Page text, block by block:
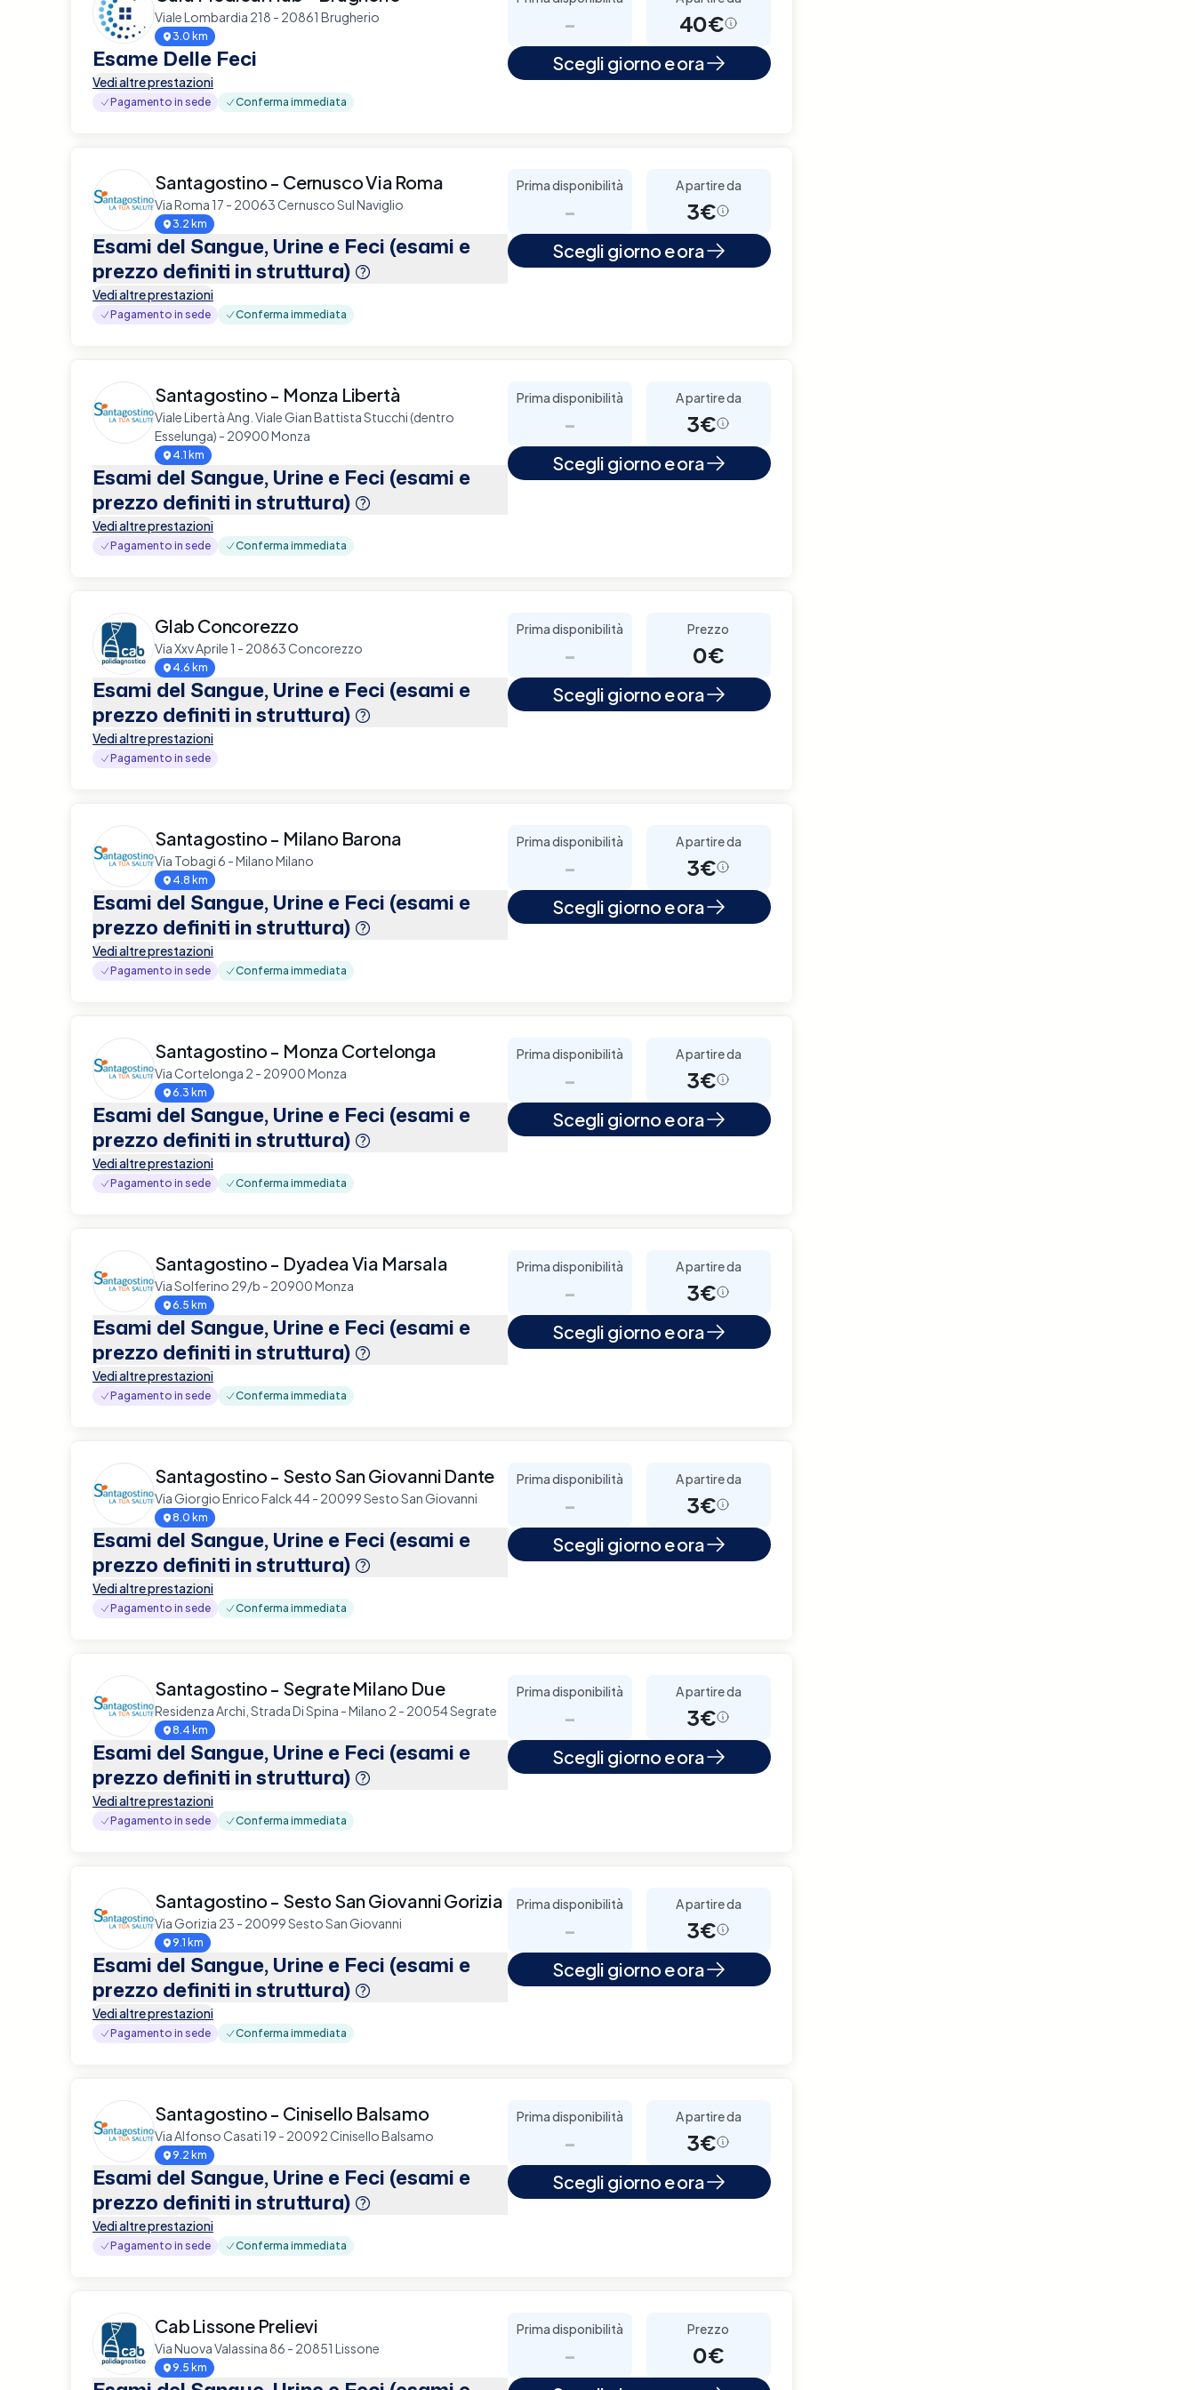
Viale Lombardia 218 - 20861 Brugherio
3.0 km
Esame Delle Feci
Vedi altre prestazioni
Pagamento in sede Conferma immediata
- 40€
Scegli giorno e ora
Santagostino - Cernusco Via Roma
Via Roma 17 - 20063 Cernusco Sul Naviglio
3.2 km
Esami del Sangue, Urine e Feci (esami e
prezzo definiti in struttura)
Vedi altre prestazioni
Pagamento in sede Conferma immediata
Prima disponibilità
-
A partire da
3€
Scegli giorno e ora
Santagostino - Monza Libertà
Viale Libertà Ang. Viale Gian Battista Stucchi (dentro
Esselunga) - 20900 Monza
4.1 km
Esami del Sangue, Urine e Feci (esami e
prezzo definiti in struttura)
Vedi altre prestazioni
Pagamento in sede Conferma immediata
Prima disponibilità
-
A partire da
3€
Scegli giorno e ora
Glab Concorezzo
Via Xxv Aprile 1 - 20863 Concorezzo
4.6 km
Esami del Sangue, Urine e Feci (esami e
prezzo definiti in struttura)
Vedi altre prestazioni
Pagamento in sede
Prima disponibilità
-
Prezzo
0€
Scegli giorno e ora
Santagostino - Milano Barona
Via Tobagi 6 - Milano Milano
4.8 km
Esami del Sangue, Urine e Feci (esami e
prezzo definiti in struttura)
Vedi altre prestazioni
Pagamento in sede Conferma immediata
Prima disponibilità
-
A partire da
3€
Scegli giorno e ora
Santagostino - Monza Cortelonga
Via Cortelonga 2 - 20900 Monza
6.3 km
Esami del Sangue, Urine e Feci (esami e
prezzo definiti in struttura)
Vedi altre prestazioni
Pagamento in sede Conferma immediata
Prima disponibilità
-
A partire da
3€
Scegli giorno e ora
Santagostino - Dyadea Via Marsala
Via Solferino 29/b - 20900 Monza
6.5 km
Esami del Sangue, Urine e Feci (esami e
prezzo definiti in struttura)
Vedi altre prestazioni
Pagamento in sede Conferma immediata
Prima disponibilità
-
A partire da
3€
Scegli giorno e ora
Santagostino - Sesto San Giovanni Dante
Via Giorgio Enrico Falck 44 - 20099 Sesto San Giovanni
8.0 km
Esami del Sangue, Urine e Feci (esami e
prezzo definiti in struttura)
Vedi altre prestazioni
Pagamento in sede Conferma immediata
Prima disponibilità
-
A partire da
3€
Scegli giorno e ora
Santagostino - Segrate Milano Due
Residenza Archi, Strada Di Spina - Milano 2 - 20054 Segrate
8.4 km
Esami del Sangue, Urine e Feci (esami e
prezzo definiti in struttura)
Vedi altre prestazioni
Pagamento in sede Conferma immediata
Prima disponibilità
-
A partire da
3€
Scegli giorno e ora
Santagostino - Sesto San Giovanni Gorizia
Via Gorizia 23 - 20099 Sesto San Giovanni
9.1 km
Esami del Sangue, Urine e Feci (esami e
prezzo definiti in struttura)
Vedi altre prestazioni
Pagamento in sede Conferma immediata
Prima disponibilità
-
A partire da
3€
Scegli giorno e ora
Santagostino - Cinisello Balsamo
Via Alfonso Casati 19 - 20092 Cinisello Balsamo
9.2 km
Esami del Sangue, Urine e Feci (esami e
prezzo definiti in struttura)
Vedi altre prestazioni
Pagamento in sede Conferma immediata
Prima disponibilità
-
A partire da
3€
Scegli giorno e ora
Cab Lissone Prelievi
Via Nuova Valassina 86 - 20851 Lissone
9.5 km
Prima disponibilità
-
Prezzo
0€